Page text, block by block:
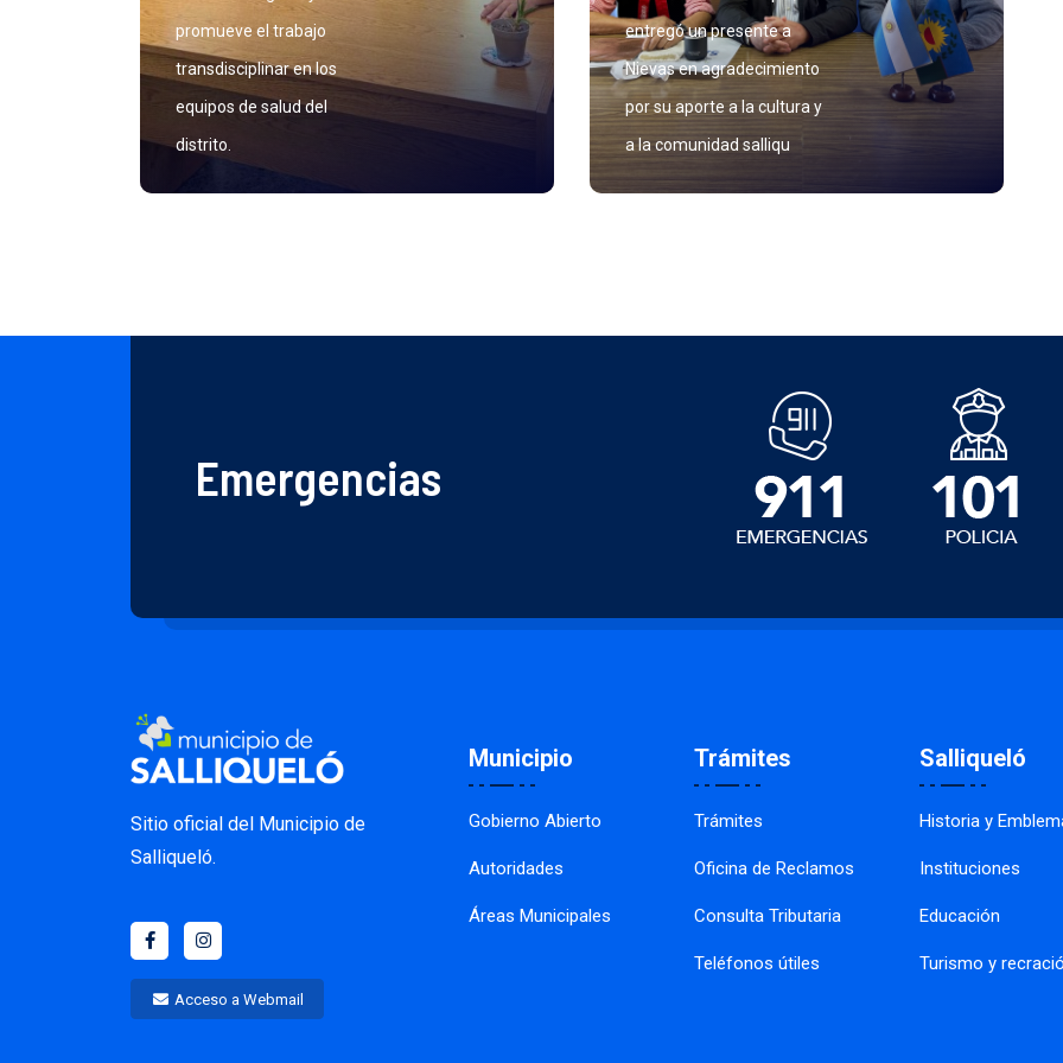
promueve el trabajo
transdisciplinar en los
equipos de salud del
distrito.
entregó un presente a
Nievas en agradecimiento
por su aporte a la cultura y
a la comunidad salliqu
Emergencias
Sitio oficial del Municipio de
Salliqueló.
Acceso a Webmail
Municipio
Gobierno Abierto
Autoridades
Áreas Municipales
Trámites
Trámites
Oficina de Reclamos
Consulta Tributaria
Teléfonos útiles
Salliqueló
Historia y
Instituciones
Educación
Turismo y